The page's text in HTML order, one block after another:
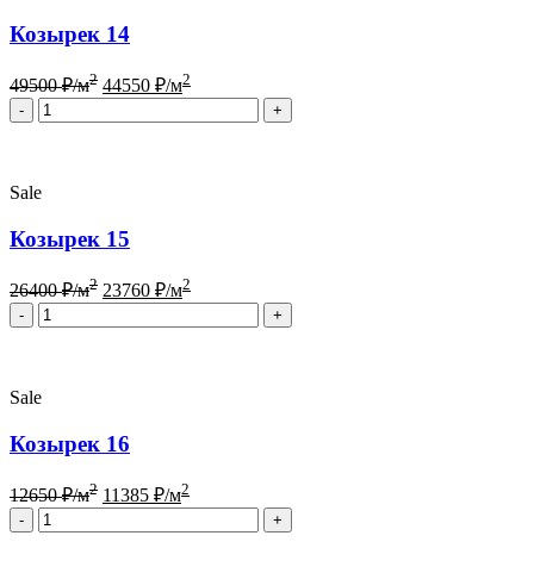
Козырек 14
49500₽/м2 44550 ₽/м2
Quantity
Sale
Козырек 15
26400₽/м2 23760 ₽/м2
Quantity
Sale
Козырек 16
12650₽/м2 11385 ₽/м2
Quantity